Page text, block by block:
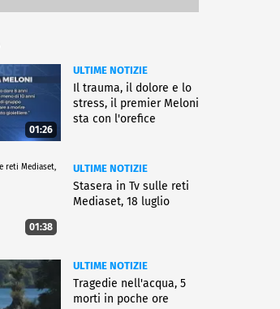
01:26
ULTIME NOTIZIE
Il trauma, il dolore e lo
stress, il premier Meloni
sta con l'orefice
01:38
ULTIME NOTIZIE
Stasera in Tv sulle reti
Mediaset, 18 luglio
ULTIME NOTIZIE
Tragedie nell'acqua, 5
morti in poche ore